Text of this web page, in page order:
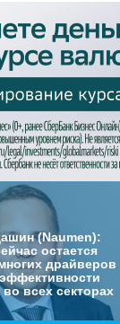
(Naumen):
остается
драйверов
во всех секторах